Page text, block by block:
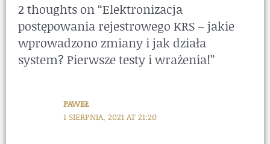
2 thoughts on “Elektronizacja
postępowania rejestrowego KRS – jakie
wprowadzono zmiany i jak działa
system? Pierwsze testy i wrażenia!”
PAWEŁ
1 SIERPNIA, 2021 AT 21:20